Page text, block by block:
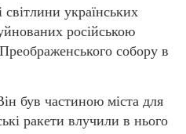
українських
російською
собору в
був частиною міста для
ракети влучили в нього